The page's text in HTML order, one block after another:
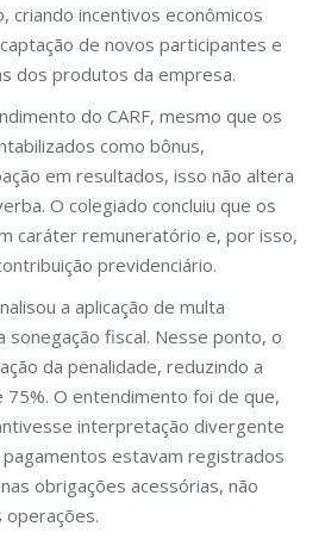
criando incentivos econômicos
de novos participantes e
dos produtos da empresa.
do CARF, mesmo que os
como bônus,
em resultados, isso não altera
O colegiado concluiu que os
caráter remuneratório e, por isso,
previdenciário.
a aplicação de multa
sonegação fiscal. Nesse ponto, o
da penalidade, reduzindo a
75%. O entendimento foi de que,
interpretação divergente
estavam registrados
obrigações acessórias, não
operações.